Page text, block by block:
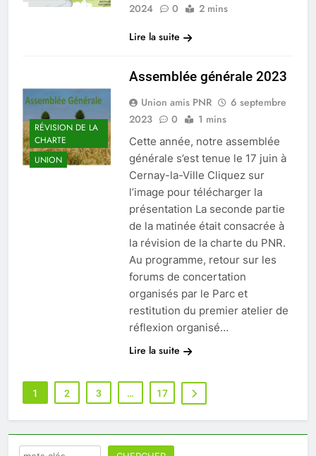
2024
0
2 mins
Lire la suite
RÉVISION DE LA
CHARTE
UNION
Assemblée générale 2023
Union amis PNR
6 septembre
2023
0 1 mins
Cette année, notre assemblée
générale s’est tenue le 17 juin à
Cernay-la-Ville Cliquez sur
l’image pour télécharger la
présentation La seconde partie
de la matinée était consacrée à
la révision de la charte du PNR.
Au programme, retour sur les
forums de concertation
organisés par le Parc et
restitution du premier atelier de
réflexion organisé…
Lire la suite
1 2 3 … 17